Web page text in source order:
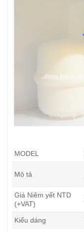
MODEL
Mô tả
Giá Niêm yết NTD
(+VAT)
Kiểu dáng